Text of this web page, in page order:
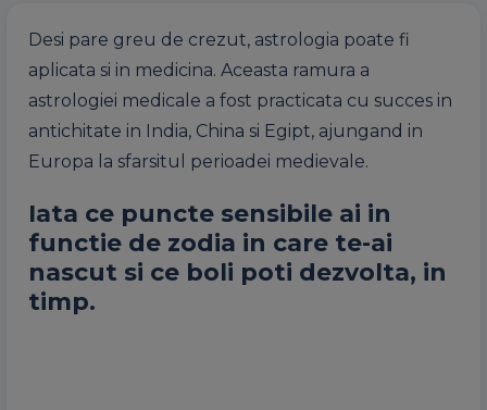
Desi pare greu de crezut, astrologia poate fi
aplicata si in medicina. Aceasta ramura a
astrologiei medicale a fost practicata cu succes in
antichitate in India, China si Egipt, ajungand in
Europa la sfarsitul perioadei medievale.
Iata ce puncte sensibile ai in
functie de zodia in care te-ai
nascut si ce boli poti dezvolta, in
timp.